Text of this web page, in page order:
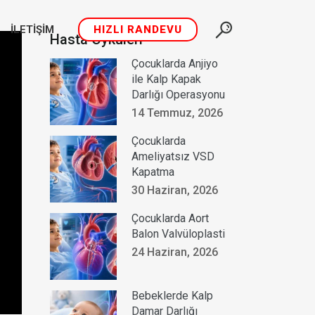
HIZLI RANDEVU
İLETIŞIM
Hasta Öyküleri
Çocuklarda Anjiyo
ile Kalp Kapak
Darlığı Operasyonu
14 Temmuz, 2026
Çocuklarda
Ameliyatsız VSD
Kapatma
30 Haziran, 2026
Çocuklarda Aort
Balon Valvüloplasti
24 Haziran, 2026
Bebeklerde Kalp
Damar Darlığı